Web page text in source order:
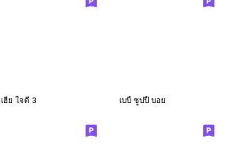
เฮีย ใจดี 3 เบบี้ ชูปปี้ บอย